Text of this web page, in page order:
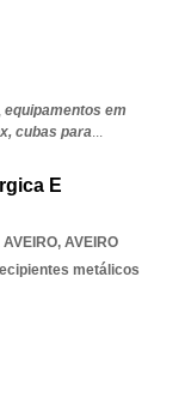
equipamentos em
cubas para...
E
, AVEIRO
metálicos